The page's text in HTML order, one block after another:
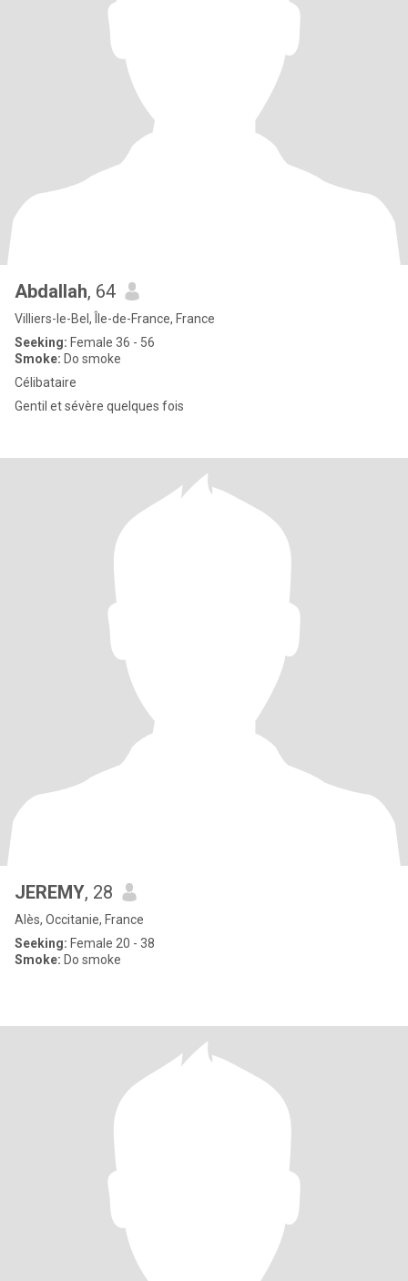
Abdallah, 64
Villiers-le-Bel, Île-de-France, France
Seeking: Female 36 - 56
Smoke: Do smoke
Célibataire
Gentil et sévère quelques fois
JEREMY, 28
Alès, Occitanie, France
Seeking: Female 20 - 38
Smoke: Do smoke